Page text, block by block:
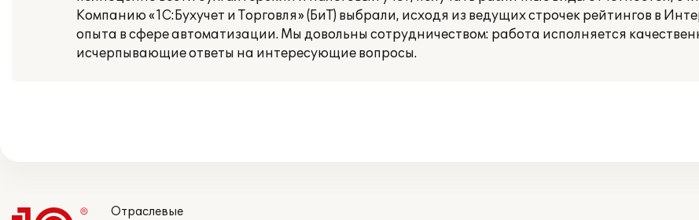
Компанию «1С:Бухучет и Торговля» (БиТ) выбрали, исходя из ведущих строчек рейтингов в
опыта в сфере автоматизации. Мы довольны сотрудничеством: работа исполняется
исчерпывающие ответы на интересующие вопросы.
Отраслевые